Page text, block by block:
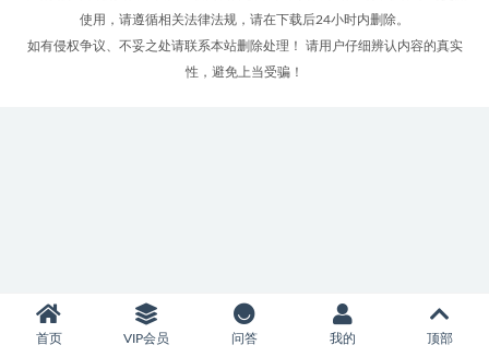
使用，请遵循相关法律法规，请在下载后24小时内删除。
如有侵权争议、不妥之处请联系本站删除处理！ 请用户仔细辨认内容的真实
性，避免上当受骗！
首页 VIP会员 问答 我的 顶部